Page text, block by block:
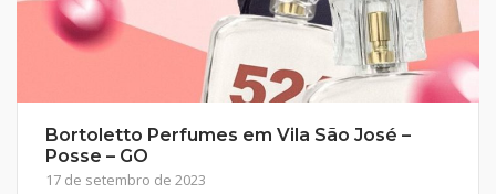
Bortoletto Perfumes em Vila São José –
Posse – GO
17 de setembro de 2023